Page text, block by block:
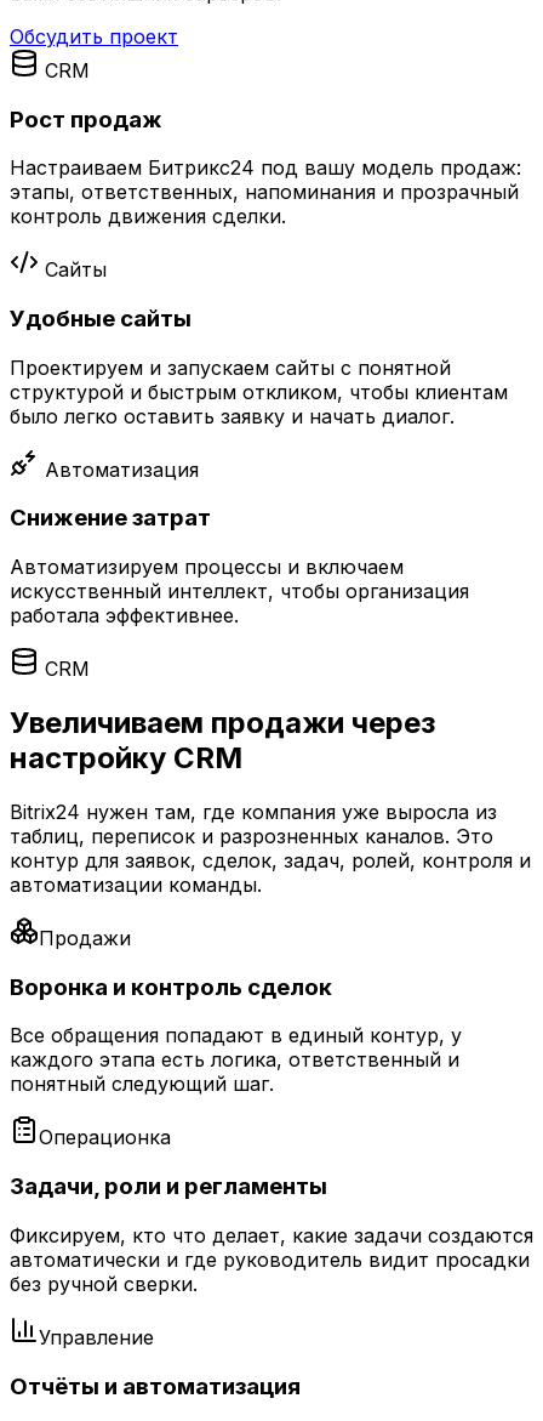
Обсудить проект
CRM
Рост продаж
Настраиваем Битрикс24 под вашу модель продаж:
этапы, ответственных, напоминания и прозрачный
контроль движения сделки.
Сайты
Удобные сайты
Проектируем и запускаем сайты с понятной
структурой и быстрым откликом, чтобы клиентам
было легко оставить заявку и начать диалог.
Автоматизация
Снижение затрат
Автоматизируем процессы и включаем
искусственный интеллект, чтобы организация
работала эффективнее.
CRM
Увеличиваем продажи через
настройку CRM
Bitrix24 нужен там, где компания уже выросла из
таблиц, переписок и разрозненных каналов. Это
контур для заявок, сделок, задач, ролей, контроля и
автоматизации команды.
Продажи
Воронка и контроль сделок
Все обращения попадают в единый контур, у
каждого этапа есть логика, ответственный и
понятный следующий шаг.
Операционка
Задачи, роли и регламенты
Фиксируем, кто что делает, какие задачи создаются
автоматически и где руководитель видит просадки
без ручной сверки.
Управление
Отчёты и автоматизация